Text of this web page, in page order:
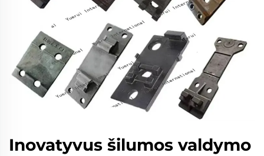
Inovatyvus šilumos valdymo